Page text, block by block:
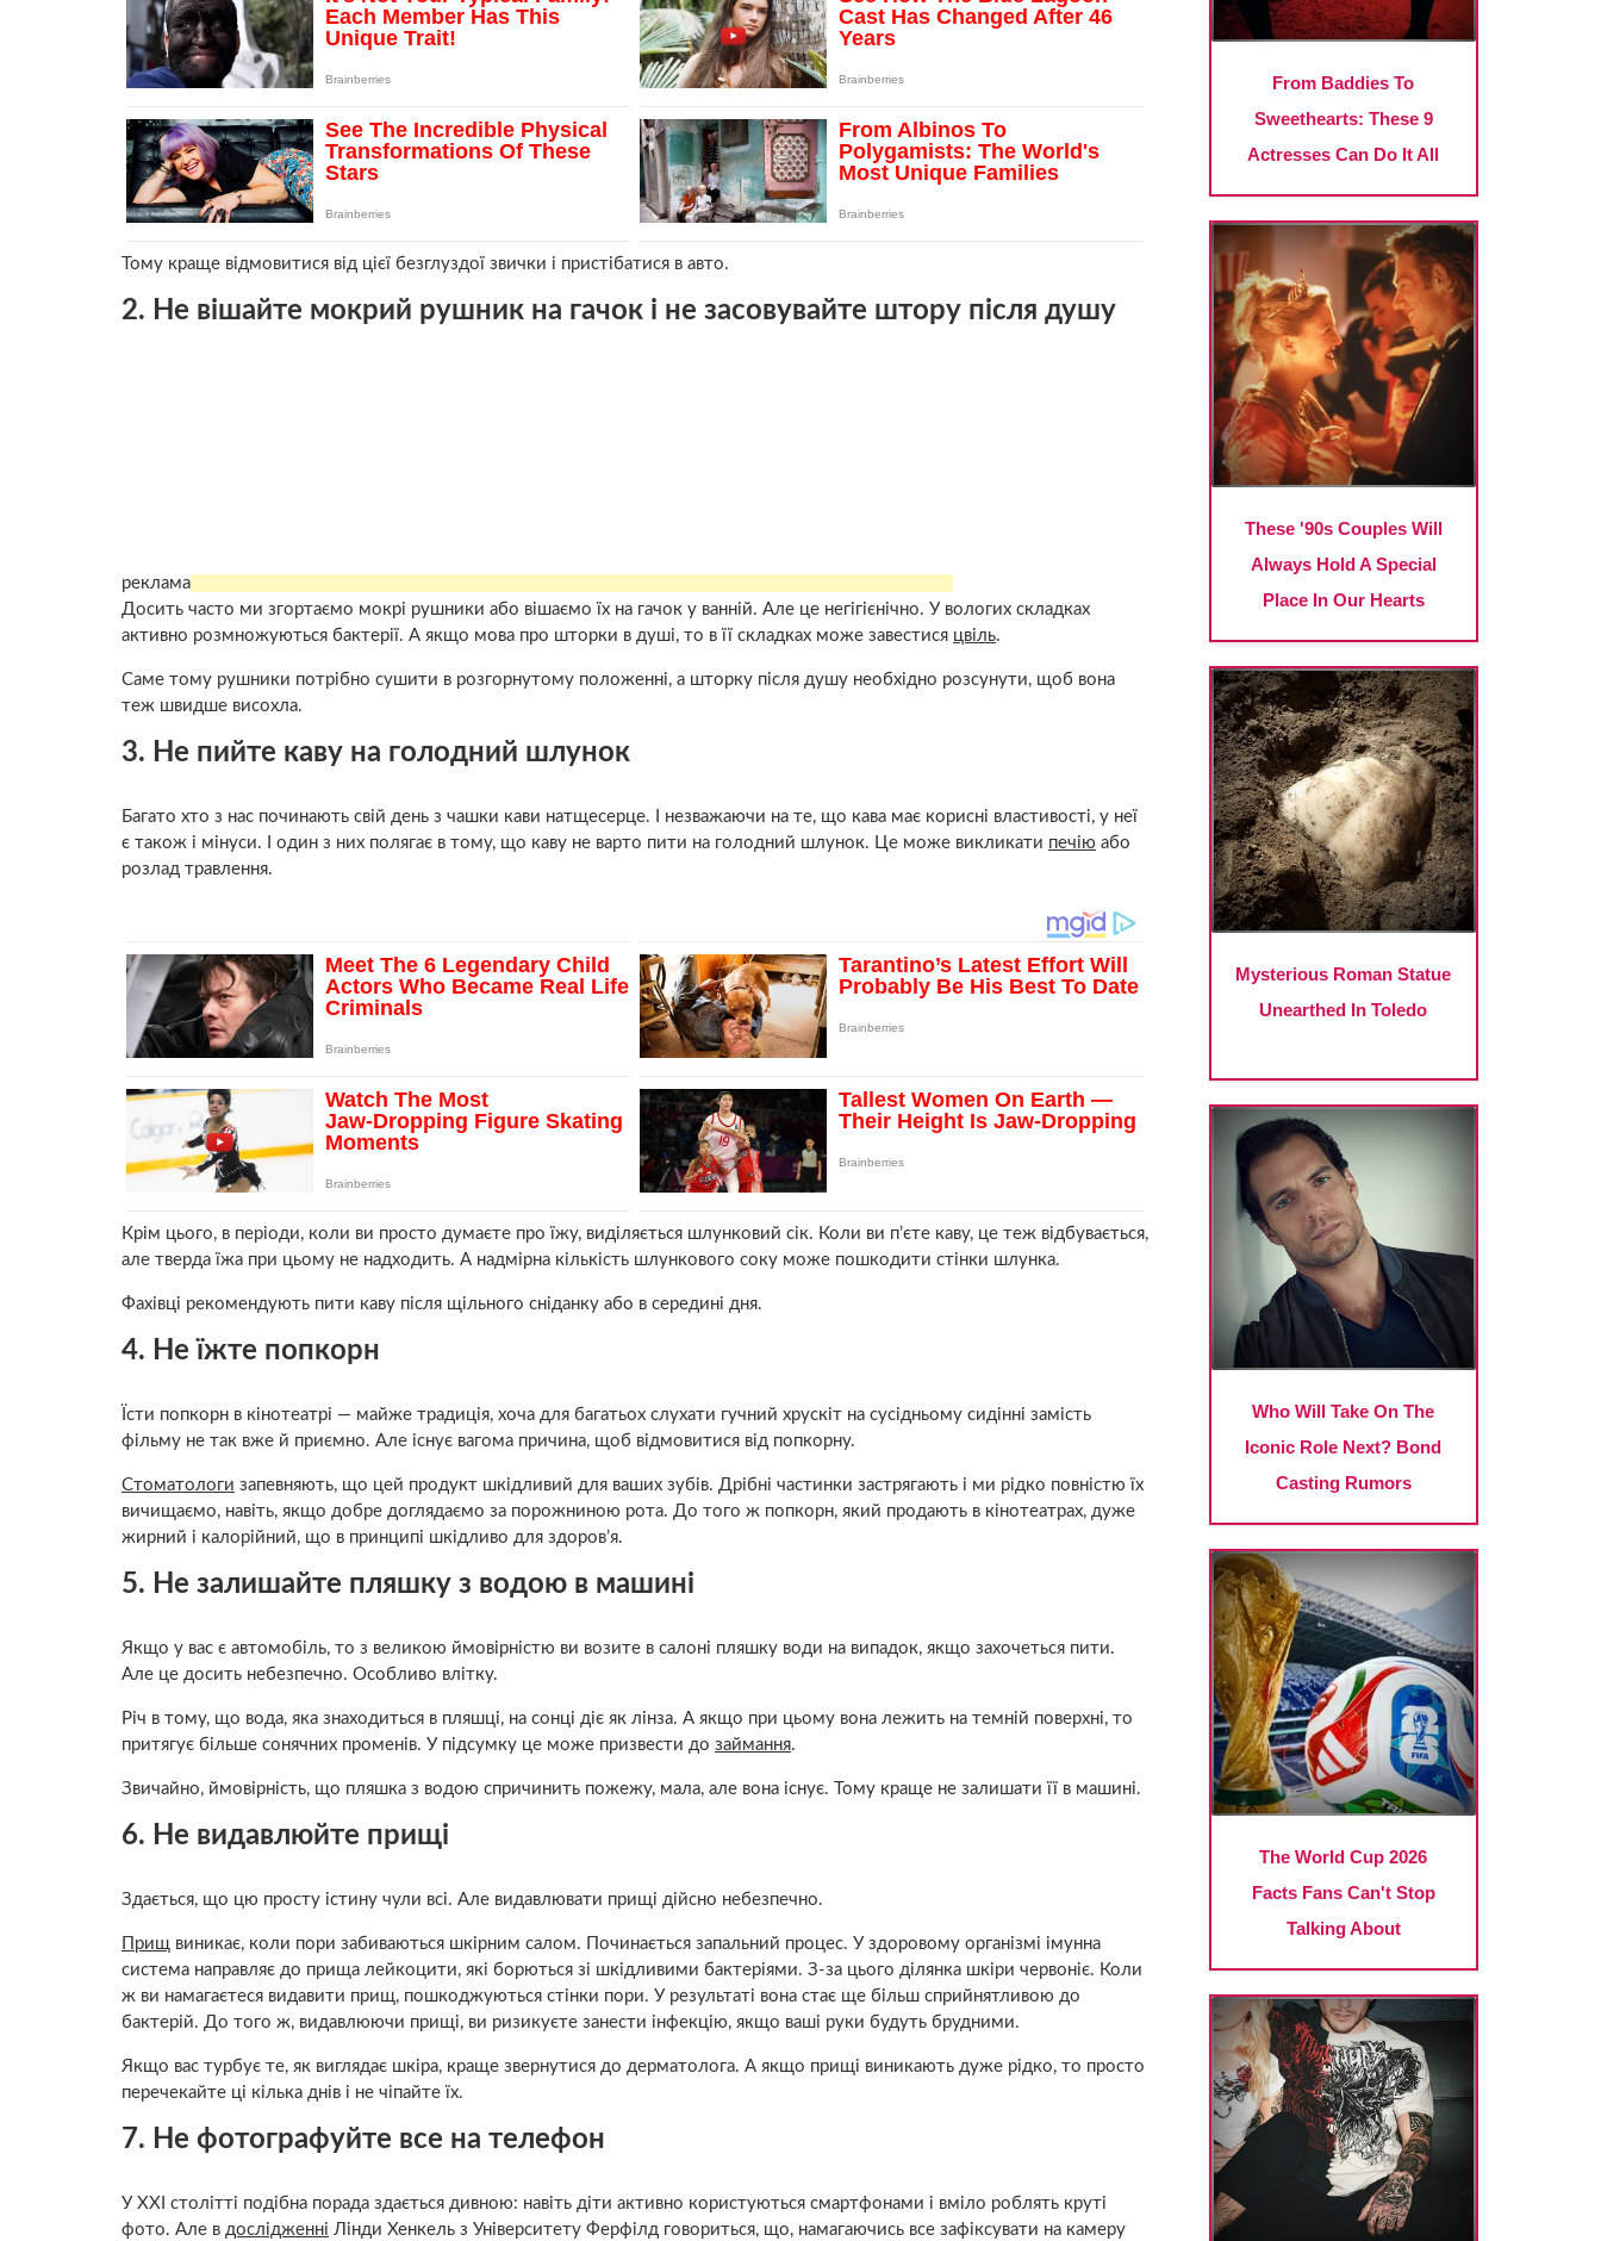
Тому краще відмовитися від цієї безглуздої звички і пристібатися в авто.
2. Не вішайте мокрий рушник на гачок і не засовувайте штору після душу
реклама
Досить часто ми згортаємо мокрі рушники або вішаємо їх на гачок у ванній. Але це негігієнічно. У вологих складках
активно розмножуються бактерії. А якщо мова про шторки в душі, то в її складках може завестися цвіль.
Саме тому рушники потрібно сушити в розгорнутому положенні, а шторку після душу необхідно розсунути, щоб вона
теж швидше висохла.
3. Не пийте каву на голодний шлунок
Багато хто з нас починають свій день з чашки кави натщесерце. І незважаючи на те, що кава має корисні властивості, у неї
є також і мінуси. І один з них полягає в тому, що каву не варто пити на голодний шлунок. Це може викликати печію або
розлад травлення.
Крім цього, в періоди, коли ви просто думаєте про їжу, виділяється шлунковий сік. Коли ви п’єте каву, це теж відбувається,
але тверда їжа при цьому не надходить. А надмірна кількість шлункового соку може пошкодити стінки шлунка.
Фахівці рекомендують пити каву після щільного сніданку або в середині дня.
4. Не їжте попкорн
Їсти попкорн в кінотеатрі — майже традиція, хоча для багатьох слухати гучний хрускіт на сусідньому сидінні замість
фільму не так вже й приємно. Але існує вагома причина, щоб відмовитися від попкорну.
Стоматологи запевняють, що цей продукт шкідливий для ваших зубів. Дрібні частинки застрягають і ми рідко повністю їх
вичищаємо, навіть, якщо добре доглядаємо за порожниною рота. До того ж попкорн, який продають в кінотеатрах, дуже
жирний і калорійний, що в принципі шкідливо для здоров’я.
5. Не залишайте пляшку з водою в машині
Якщо у вас є автомобіль, то з великою ймовірністю ви возите в салоні пляшку води на випадок, якщо захочеться пити.
Але це досить небезпечно. Особливо влітку.
Річ в тому, що вода, яка знаходиться в пляшці, на сонці діє як лінза. А якщо при цьому вона лежить на темній поверхні, то
притягує більше сонячних променів. У підсумку це може призвести до займання.
Звичайно, ймовірність, що пляшка з водою спричинить пожежу, мала, але вона існує. Тому краще не залишати її в машині.
6. Не видавлюйте прищі
Здається, що цю просту істину чули всі. Але видавлювати прищі дійсно небезпечно.
Прищ виникає, коли пори забиваються шкірним салом. Починається запальний процес. У здоровому організмі імунна
система направляє до прища лейкоцити, які борються зі шкідливими бактеріями. З-за цього ділянка шкіри червоніє. Коли
ж ви намагаєтеся видавити прищ, пошкоджуються стінки пори. У результаті вона стає ще більш сприйнятливою до
бактерій. До того ж, видавлюючи прищі, ви ризикуєте занести інфекцію, якщо ваші руки будуть брудними.
Якщо вас турбує те, як виглядає шкіра, краще звернутися до дерматолога. А якщо прищі виникають дуже рідко, то просто
перечекайте ці кілька днів і не чіпайте їх.
7. Не фотографуйте все на телефон
У XXI столітті подібна порада здається дивною: навіть діти активно користуються смартфонами і вміло роблять круті
фото. Але в дослідженні Лінди Хенкель з Університету Ферфілд говориться, що, намагаючись все зафіксувати на камеру